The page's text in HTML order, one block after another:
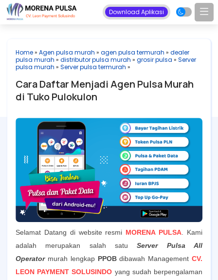
Download Aplikasi
Home» Agen pulsa murah » agen pulsa termurah » dealer
pulsa murah » distributor pulsa murah » grosir pulsa » Server
pulsa murah » Server pulsa termurah »
Cara Daftar Menjadi Agen Pulsa Murah
di Tuko Pulokulon
Selamat Datang di website resmi MORENA PULSA . Kami
adalah merupakan salah satuServer Pulsa All
Operatormurah lengkap PPOBdibawah Management CV.
LEON PAYMENT SOLUSINDO yang sudah berpengalaman